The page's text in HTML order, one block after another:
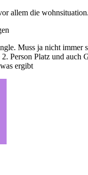
allem die wohnsituation.
Muss ja nicht immer
Person Platz und auch
ergibt